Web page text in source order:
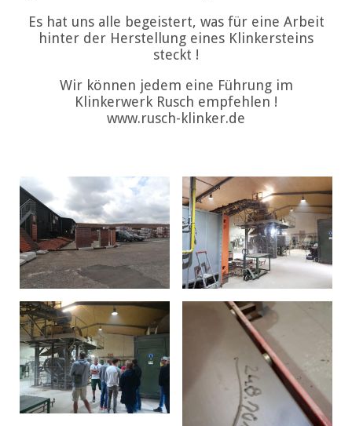
Es hat uns alle begeistert, was für eine Arbeit
hinter der Herstellung eines Klinkersteins
steckt !
Wir können jedem eine Führung im
Klinkerwerk Rusch empfehlen !
www.rusch-klinker.de